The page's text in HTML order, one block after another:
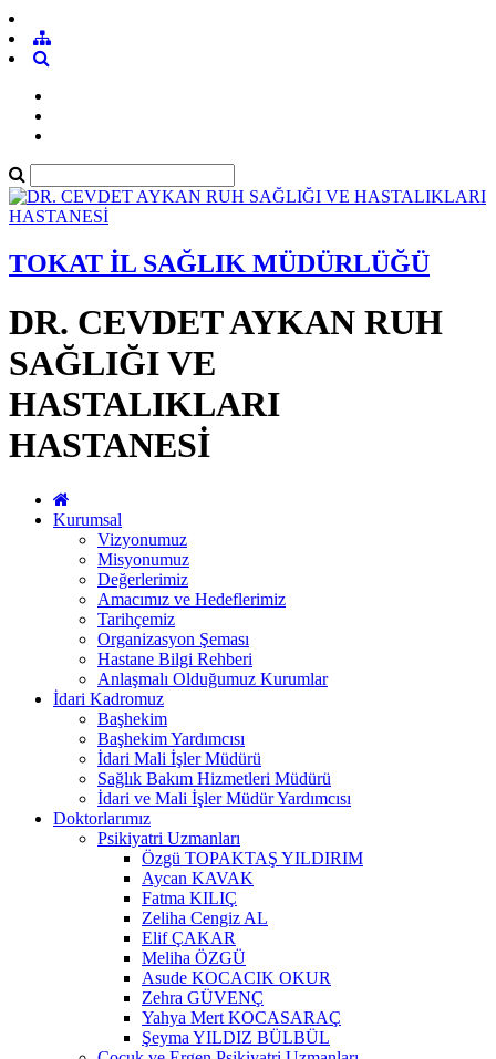
TOKAT İL SAĞLIK MÜDÜRLÜĞÜ
DR. CEVDET AYKAN RUH
SAĞLIĞI VE
HASTALIKLARI
HASTANESİ
Kurumsal
Vizyonumuz
Misyonumuz
Değerlerimiz
Amacımız ve Hedeflerimiz
Tarihçemiz
Organizasyon Şeması
Hastane Bilgi Rehberi
Anlaşmalı Olduğumuz Kurumlar
İdari Kadromuz
Başhekim
Başhekim Yardımcısı
İdari Mali İşler Müdürü
Sağlık Bakım Hizmetleri Müdürü
İdari ve Mali İşler Müdür Yardımcısı
Doktorlarımız
Psikiyatri Uzmanları
Özgü TOPAKTAŞ YILDIRIM
Aycan KAVAK
Fatma KILIÇ
Zeliha Cengiz AL
Elif ÇAKAR
Meliha ÖZGÜ
Asude KOCACIK OKUR
Zehra GÜVENÇ
Yahya Mert KOCASARAÇ
Şeyma YILDIZ BÜLBÜL